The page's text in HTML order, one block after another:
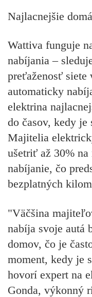
Najlacnejšie
Wattiva funguje
nabíjania –
preťaženosť siete
automaticky
elektrina
do časov, kedy je
Majitelia
ušetriť až 30% na
nabíjanie, čo
bezplatných
"Väčšina
nabíja svoje autá
domov, čo je
moment, kedy je
hovorí expert na
Gonda, výkonný